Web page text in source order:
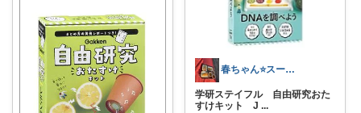
春ちゃん⭐スーパーDEAL特集
学研ステイフル 自由研究おた
すけキット J ...